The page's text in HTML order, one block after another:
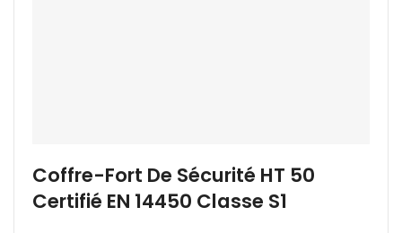
Coffre-Fort De Sécurité HT 50
Certifié EN 14450 Classe S1